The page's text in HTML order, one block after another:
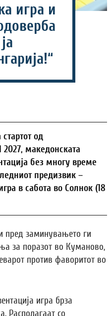
игра и
од
македонската
без многу време
предизвик –
в сабота во Солнок (18
пред заминувањето ги
за поразот во Куманово,
против фаворитот во
игра брза
Располагаат со